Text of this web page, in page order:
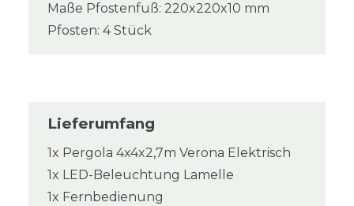
Maße Pfostenfuß: 220x220x10 mm
Pfosten: 4 Stück
Lieferumfang
1x Pergola 4x4x2,7m Verona Elektrisch
1x LED-Beleuchtung Lamelle
1x Fernbedienung